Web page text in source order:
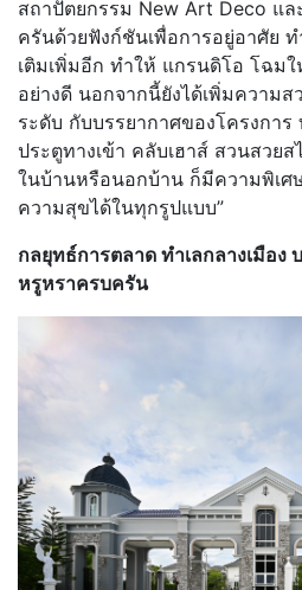
สถาปัตยกรรม New Art Deco แ
ครันด้วยฟังก์ชันเพื่อการอยู่อาศัย ท
เติมเพิ่มอีก ทำให้ แกรนดิโอ โฉม
อย่างดี นอกจากนี้ยังได้เพิ่มความ
ระดับ กับบรรยากาศของโครงกา
ประตูทางเข้า คลับเฮาส์ สวนสวย
ในบ้านหรือนอกบ้าน ก็มีความพิเศ
ความสุขได้ในทุกรูปแบบ”
กลยุทธ์การตลาด ทำเลกลางเมือง
หรูหราครบครัน